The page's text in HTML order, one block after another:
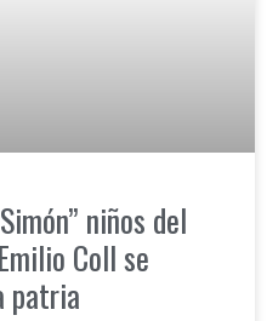
niños del
Coll se
patria